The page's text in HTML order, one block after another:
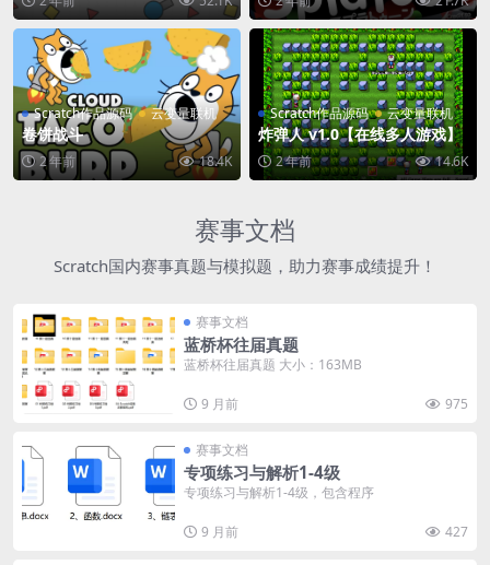
Scratch作品源码 云变量联机
卷饼战斗
2 年前 18.4K
Scratch作品源码 云变量联机
炸弹人 v1.0【在线多人游戏】
2 年前 14.6K
赛事文档
Scratch国内赛事真题与模拟题，助力赛事成绩提升！
赛事文档
蓝桥杯往届真题
蓝桥杯往届真题 大小：163MB
9 月前 975
赛事文档
专项练习与解析1-4级
专项练习与解析1-4级，包含程序
9 月前 427